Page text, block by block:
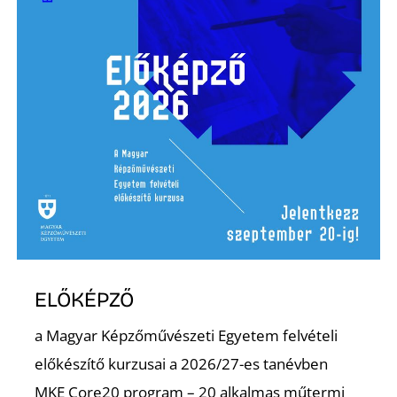
ELŐKÉPZŐ
a Magyar Képzőművészeti Egyetem felvételi
előkészítő kurzusai a 2026/27-es tanévben
MKE Core20 program – 20 alkalmas műtermi